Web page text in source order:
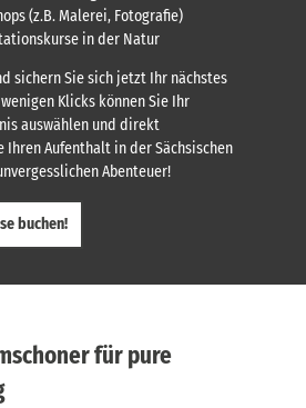
(z.B. Malerei, Fotografie)
in der Natur
sichern Sie sich jetzt Ihr nächstes
Klicks können Sie Ihr
auswählen und direkt
Ihren Aufenthalt in der Sächsischen
Abenteuer!
buchen!
für pure